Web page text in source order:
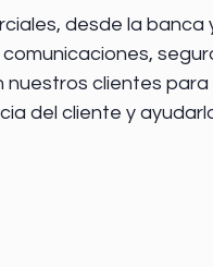
desde la banca
nuestros clientes para
del cliente y